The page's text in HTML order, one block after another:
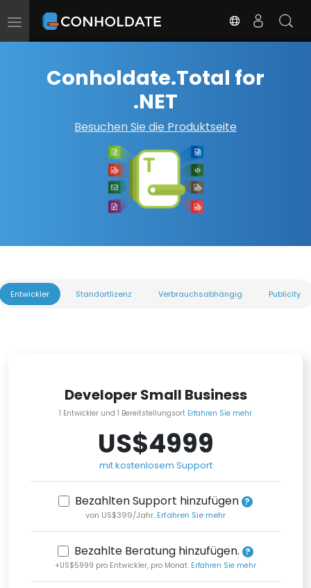
Navigation
Conholdate.Total for
.NET
Besuchen Sie die Produktseite
Entwickler Standortlizenz Verbrauchsabhängig Publicity
Developer Small Business
1 Entwickler und 1 Bereitstellungsort Erfahren Sie mehr
US$4999
mit kostenlosem Support
Bezahlten Support hinzufügen
von US$399/Jahr. Erfahren Sie mehr
Bezahlte Beratung hinzufügen.
+US$5999 pro Entwickler, pro Monat. Erfahren Sie mehr